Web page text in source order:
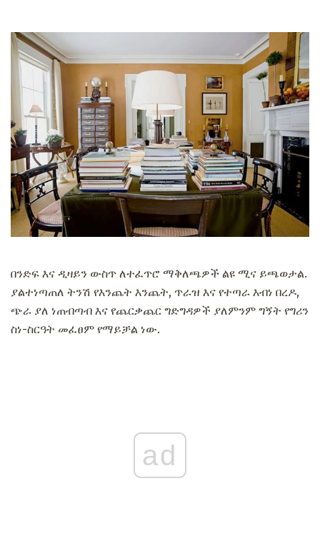
በንድፍ እና ዲዛይን ውስጥ ለተፈጥሮ ማቅለጫዎች ልዩ ሚና ይጫወታል.
ያልተነጣጠለ ትንሽ የእንጨት እንጨት, ጥራዝ እና የተጣራ እብነ በረዶ,
ጭራ ያለ ነጠብጣብ እና የጨርቃጨር ግድግዳዎች ያለምንም ግኝት የግሪን
ስነ-ስርዓት መፈፀም የማይቻል ነው.
ad